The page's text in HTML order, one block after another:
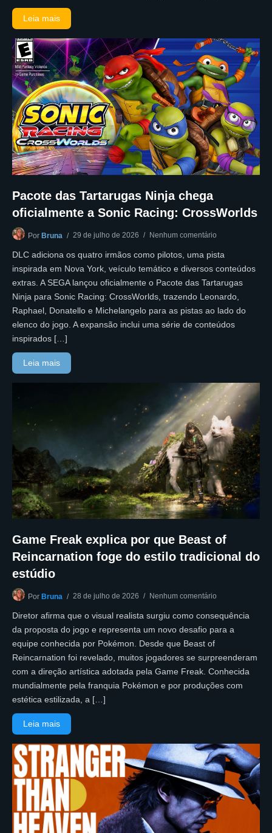
Leia mais
Pacote das Tartarugas Ninja chega
oficialmente a Sonic Racing: CrossWorlds
Por Bruna 29 de julho de 2026 Nenhum comentário
DLC adiciona os quatro irmãos como pilotos, uma pista
inspirada em Nova York, veículo temático e diversos conteúdos
extras. A SEGA lançou oficialmente o Pacote das Tartarugas
Ninja para Sonic Racing: CrossWorlds, trazendo Leonardo,
Raphael, Donatello e Michelangelo para as pistas ao lado do
elenco do jogo. A expansão inclui uma série de conteúdos
inspirados […]
Leia mais
Game Freak explica por que Beast of
Reincarnation foge do estilo tradicional do
estúdio
Por Bruna 28 de julho de 2026 Nenhum comentário
Diretor afirma que o visual realista surgiu como consequência
da proposta do jogo e representa um novo desafio para a
equipe conhecida por Pokémon. Desde que Beast of
Reincarnation foi revelado, muitos jogadores se surpreenderam
com a direção artística adotada pela Game Freak. Conhecida
mundialmente pela franquia Pokémon e por produções com
estética estilizada, a […]
Leia mais